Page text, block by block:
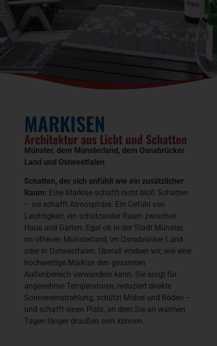
MARKISEN
Architektur aus Licht und Schatten
Münster, dem Münsterland, dem Osnabrücker
Land und Ostwestfalen
Schatten, der sich anfühlt wie ein zusätzlicher
Raum: Eine Markise schafft nicht bloß Schatten
– sie schafft Atmosphäre. Ein Gefühl von
Leichtigkeit, ein schützender Raum zwischen
Haus und Garten. Egal ob in der Stadt Münster,
im offenen Münsterland, im Osnabrücker Land
oder in Ostwestfalen: Überall erleben wir, wie eine
hochwertige Markise den gesamten
Außenbereich verwandeln kann. Sie sorgt für
angenehme Temperaturen, reduziert direkte
Sonneneinstrahlung, schützt Möbel und Böden –
und schafft einen Platz, an dem Sie an warmen
Tagen länger draußen sein können.